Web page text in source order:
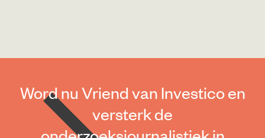
Word nu Vriend van Investico en
versterk de